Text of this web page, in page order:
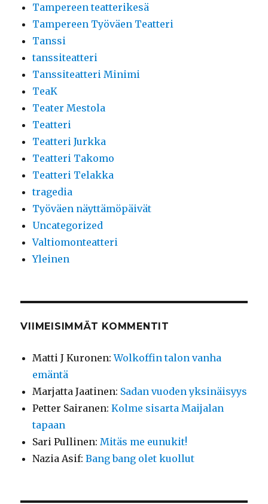
Tampereen teatterikesä
Tampereen Työväen Teatteri
Tanssi
tanssiteatteri
Tanssiteatteri Minimi
TeaK
Teater Mestola
Teatteri
Teatteri Jurkka
Teatteri Takomo
Teatteri Telakka
tragedia
Työväen näyttämöpäivät
Uncategorized
Valtiomonteatteri
Yleinen
VIIMEISIMMÄT KOMMENTIT
Matti J Kuronen:Wolkoffin talon vanha
emäntä
Marjatta Jaatinen: Sadan vuoden yksinäisyys
Petter Sairanen:Kolme sisarta Maijalan
tapaan
Sari Pullinen: Mitäs me eunukit!
Nazia Asif:Bang bang olet kuollut